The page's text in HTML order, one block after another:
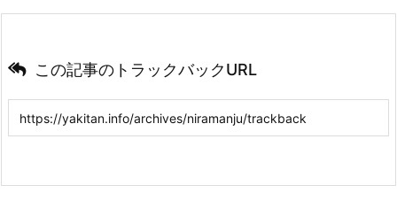
この記事のトラックバックURL